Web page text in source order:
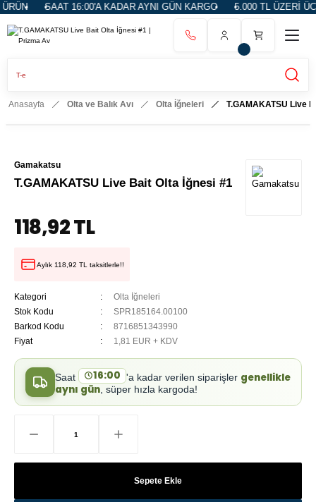
SAAT 16:00'A KADAR AYNI GÜN KARGO 5.000 TL ÜZERİ
Anasayfa Olta ve Balık Avı Olta İğneleri T.GAMAKATSU Live
Gamakatsu
T.GAMAKATSU Live Bait Olta İğnesi #1
118,92 TL
Aylık 118,92 TL taksitlerle!!
Kategori
Olta İğneleri
Stok Kodu
SPR185164.00100
Barkod Kodu
8716851343990
Fiyat
1,81 EUR + KDV
Saat 16:00 'a kadar verilen siparişler genellikle
aynı gün, süper hızla kargoda!
Sepete Ekle